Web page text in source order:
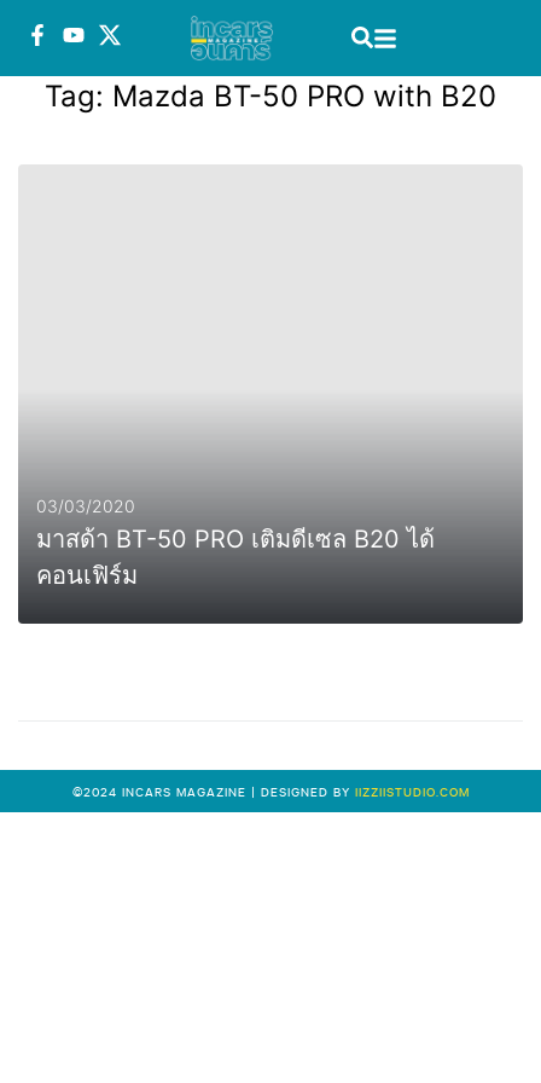
Tag: Mazda BT-50 PRO with B20
03/03/2020
มาสด้า BT-50 PRO เติมดีเซล B20 ได้
คอนเฟิร์ม
0
©2024 INCARS MAGAZINE | DESIGNED BY IIZZIISTUDIO.COM